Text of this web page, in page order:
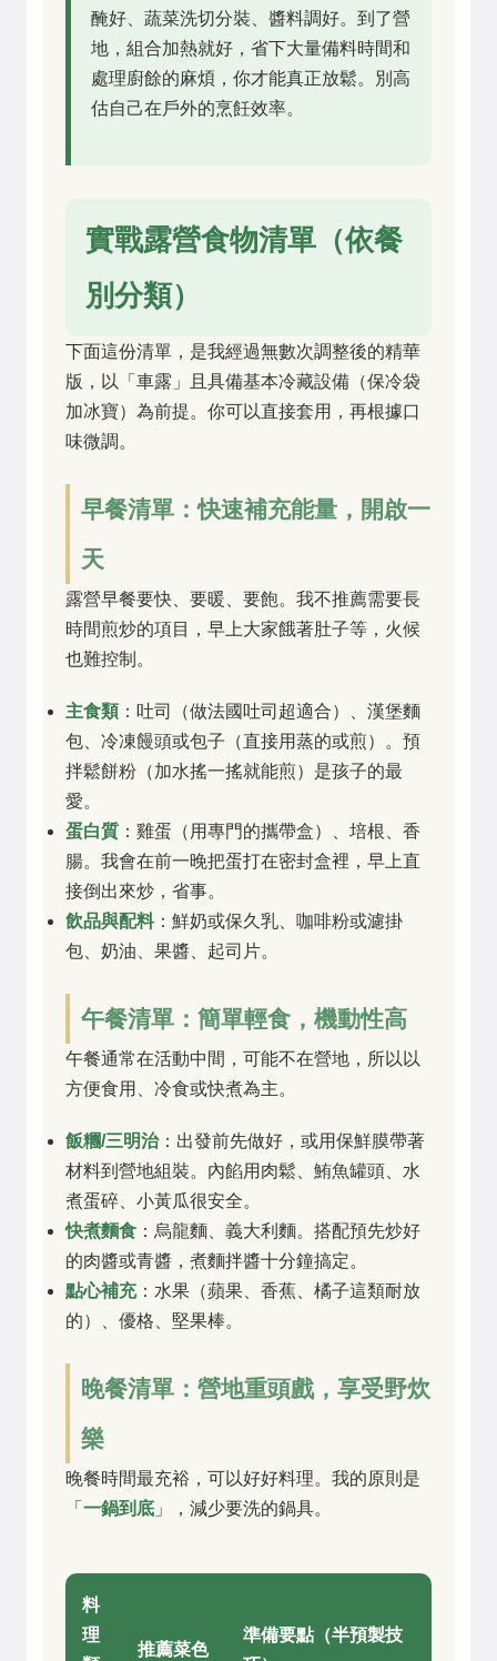
醃好、蔬菜洗切分裝、醬料調好。到了營
地，組合加熱就好，省下大量備料時間和
處理廚餘的麻煩，你才能真正放鬆。別高
估自己在戶外的烹飪效率。
實戰露營食物清單（依餐
別分類）
下面這份清單，是我經過無數次調整後的精華
版，以「車露」且具備基本冷藏設備（保冷袋
加冰寶）為前提。你可以直接套用，再根據口
味微調。
早餐清單：快速補充能量，開啟一
天
露營早餐要快、要暖、要飽。我不推薦需要長
時間煎炒的項目，早上大家餓著肚子等，火候
也難控制。
主食類 ：吐司（做法國吐司超適合）、漢堡麵
包、冷凍饅頭或包子（直接用蒸的或煎）。預
拌鬆餅粉（加水搖一搖就能煎）是孩子的最
愛。
蛋白質 ：雞蛋（用專門的攜帶盒）、培根、香
腸。我會在前一晚把蛋打在密封盒裡，早上直
接倒出來炒，省事。
飲品與配料：鮮奶或保久乳、咖啡粉或濾掛
包、奶油、果醬、起司片。
午餐清單：簡單輕食，機動性高
午餐通常在活動中間，可能不在營地，所以以
方便食用、冷食或快煮為主。
飯糰/三明治：出發前先做好，或用保鮮膜帶著
材料到營地組裝。內餡用肉鬆、鮪魚罐頭、水
煮蛋碎、小黃瓜很安全。
快煮麵食 ：烏龍麵、義大利麵。搭配預先炒好
的肉醬或青醬，煮麵拌醬十分鐘搞定。
點心補充：水果（蘋果、香蕉、橘子這類耐放
的）、優格、堅果棒。
晚餐清單：營地重頭戲，享受野炊
樂
晚餐時間最充裕，可以好好料理。我的原則是
「 一鍋到底 」，減少要洗的鍋具。
料
理
推薦菜色
準備要點（半預製技